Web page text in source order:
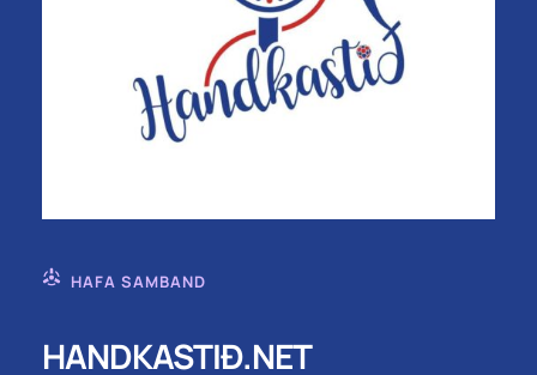
HAFA SAMBAND
HANDKASTIÐ.NET